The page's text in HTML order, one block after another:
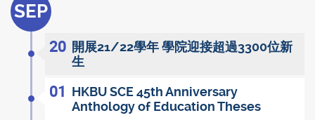
SEP
20 開展21/22學年 學院迎接超過3300位新
生
01
HKBU SCE 45th Anniversary
Anthology of Education Theses